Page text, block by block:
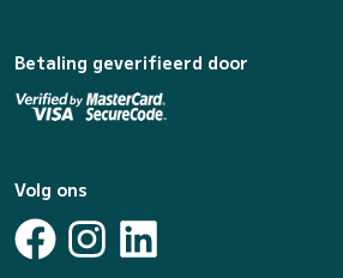
Betaling geverifieerd door
Volg ons